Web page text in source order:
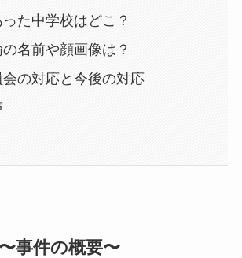
た中学校はどこ？
名前や顔画像は？
の対応と今後の対応
事件の概要〜